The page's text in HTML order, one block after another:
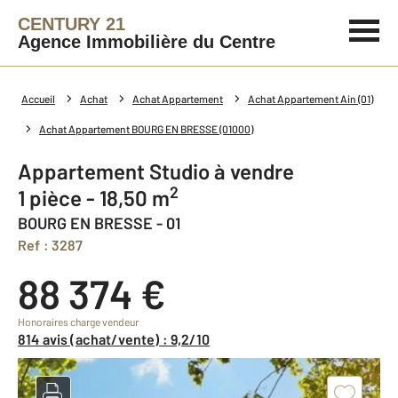
CENTURY 21
Agence Immobilière du Centre
Accueil Achat Achat Appartement Achat Appartement Ain (01)
Achat Appartement BOURG EN BRESSE (01000)
Appartement Studio à vendre
1 pièce - 18,50 m2
BOURG EN BRESSE - 01
Ref : 3287
88 374 €
Honoraires charge vendeur
814 avis (achat/vente) : 9,2/10